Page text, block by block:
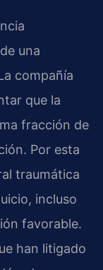
una
compañía
que la
fracción de
Por esta
traumática
incluso
favorable.
han litigado